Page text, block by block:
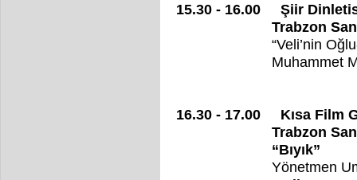
15.30 - 16.00 Şiir
Trabzon Sanatevi
“Veli’nin
Muhammet Miraç
16.30 - 17.00 Kısa Film
Trabzon Sanatevi
“Bıyık”
Yönetmen Umut